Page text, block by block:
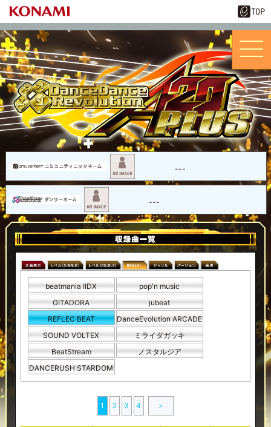
---
---
beatmania IIDX
pop'n music
GITADORA
jubeat
REFLEC BEAT
DanceEvolution ARCADE
SOUND VOLTEX
ミライダガッキ
BeatStream
ノスタルジア
DANCERUSH STARDOM
1 2 3 4 ＞